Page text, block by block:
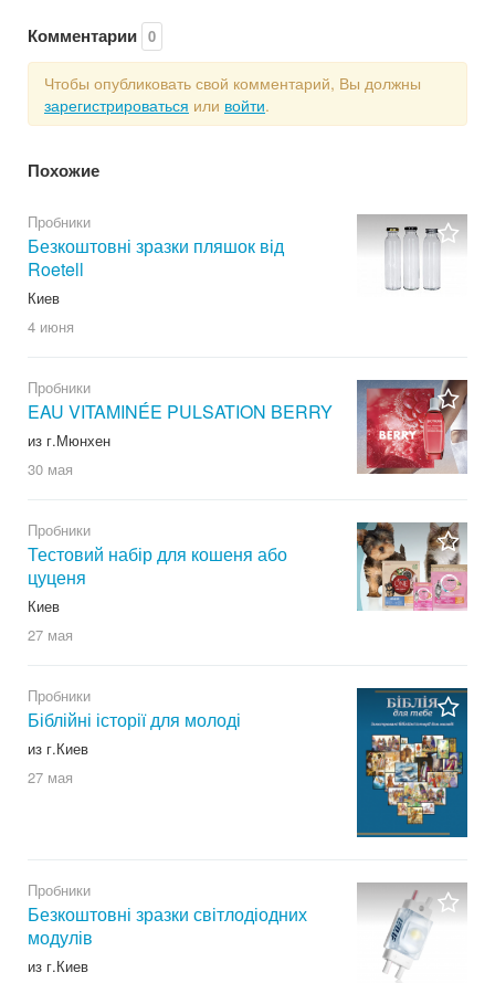
Комментарии 0
Чтобы опубликовать свой комментарий, Вы должны
зарегистрироваться или войти.
Похожие
Пробники
Безкоштовні зразки пляшок від
Roetell
Киев
4 июня
Пробники
EAU VITAMINÉE PULSATION BERRY
из г.Мюнхен
30 мая
Пробники
Тестовий набір для кошеня або
цуценя
Киев
27 мая
Пробники
Біблійні історії для молоді
из г.Киев
27 мая
Пробники
Безкоштовні зразки світлодіодних
модулів
из г.Киев